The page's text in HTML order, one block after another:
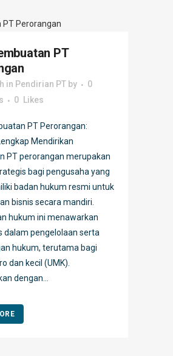
PT
in Pendirian PT by
0
0 Likes
PT Perorangan:
Mendirikan
PT perorangan merupakan
bagi pengusaha yang
badan hukum resmi untuk
bisnis secara mandiri.
hukum ini menawarkan
dalam pengelolaan serta
hukum, terutama bagi
dan kecil (UMK).
dengan...